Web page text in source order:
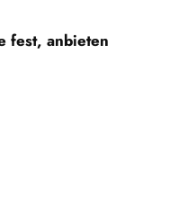
fest, anbieten